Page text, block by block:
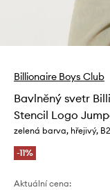
Billionaire Boys Club
Bavlněný svetr
Stencil Logo
zelená barva, hřejivý,
-11%
Aktuální cena: